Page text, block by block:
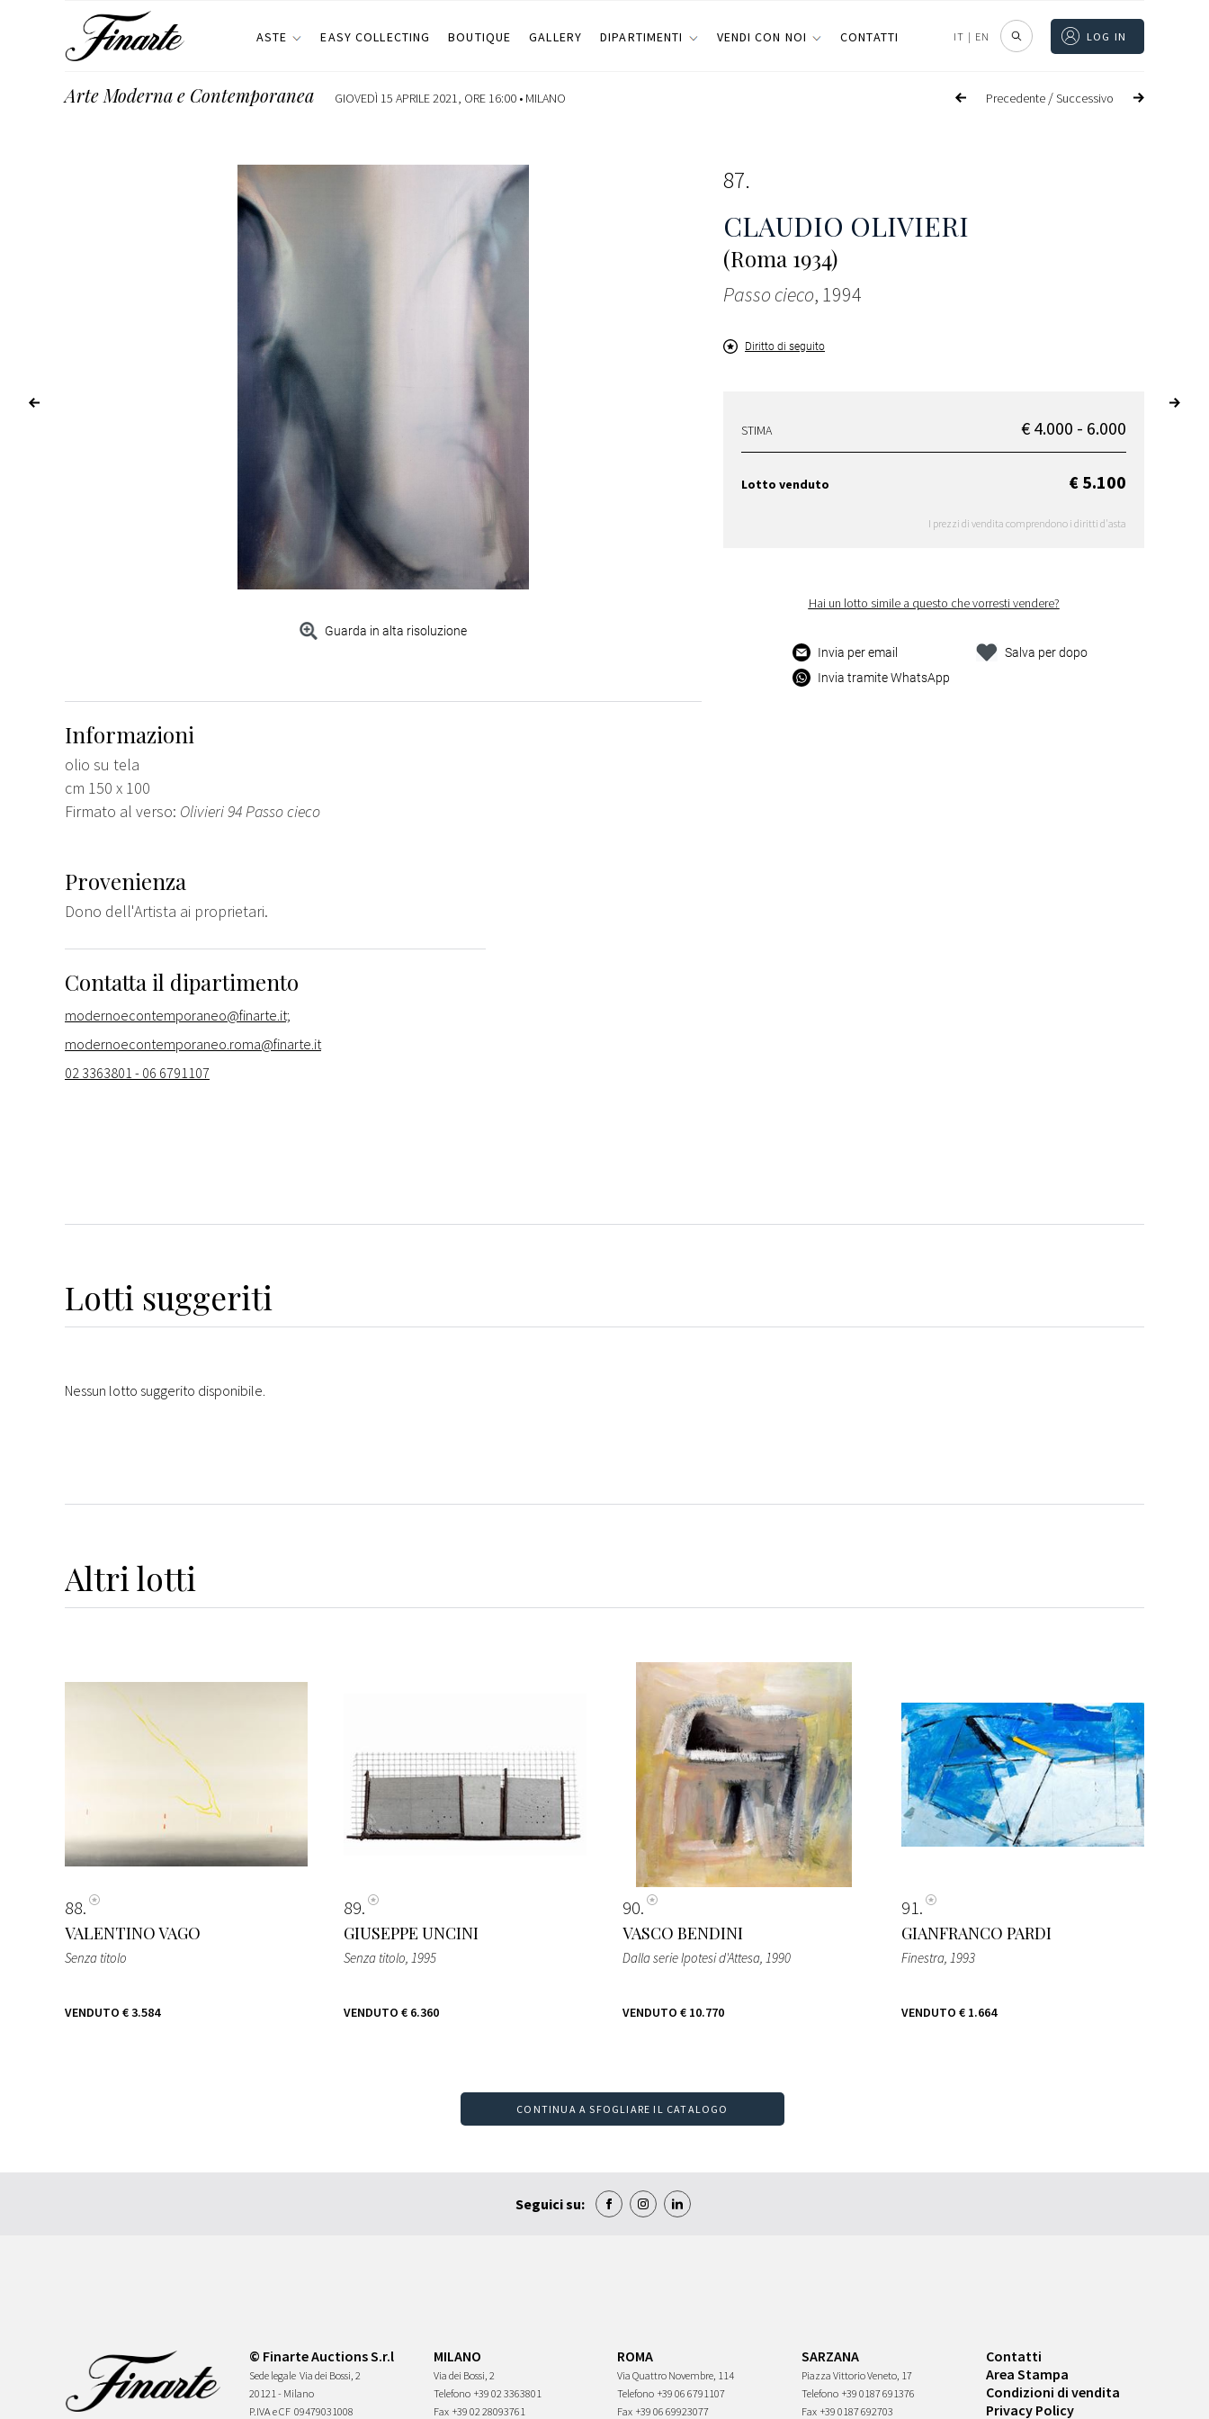
ASTE EASY COLLECTING BOUTIQUE GALLERY DIPARTIMENTI VENDI CON NOI CONTATTI IT | EN LOG IN
Precedente /Successivo
Arte Moderna e Contemporanea GIOVEDÌ 15 APRILE 2021, ORE 16:00 • MILANO
Guarda in alta risoluzione
87
CLAUDIO OLIVIERI
(Roma 1934)
Passo cieco, 1994
Diritto di seguito
STIMA € 4.000 - 6.000
Lotto venduto € 5.100
I prezzi di vendita comprendono i diritti d'asta
Hai un lotto simile a questo che vorresti vendere?
Invia per email
Invia tramite WhatsApp
Salva per dopo
Informazioni
olio su tela
cm 150 x 100
Firmato al verso: Olivieri 94 Passo cieco
Provenienza
Dono dell'Artista ai proprietari.
Contatta il dipartimento
modernoecontemporaneo@finarte.it;
modernoecontemporaneo.roma@finarte.it
02 3363801 - 06 6791107
Lotti suggeriti
Nessun lotto suggerito disponibile.
Altri lotti
88
VALENTINO VAGO
Senza titolo
VENDUTO € 3.584
89
GIUSEPPE UNCINI
Senza titolo, 1995
VENDUTO € 6.360
90
VASCO BENDINI
Dalla serie Ipotesi d'Attesa, 1990
VENDUTO € 10.770
91
GIANFRANCO PARDI
Finestra, 1993
VENDUTO € 1.664
CONTINUA A SFOGLIARE IL CATALOGO
Seguici su:
© Finarte Auctions S.r.l
Sede legale Via dei Bossi, 2
20121 - Milano
P.IVA e CF 09479031008
MILANO
Via dei Bossi, 2
Telefono +39 02 3363801
Fax +39 02 28093761
ROMA
Via Quattro Novembre, 114
Telefono +39 06 6791107
Fax +39 06 69923077
SARZANA
Piazza Vittorio Veneto, 17
Telefono +39 0187 691376
Fax +39 0187 692703
Contatti
Area Stampa
Condizioni di vendita
Privacy Policy